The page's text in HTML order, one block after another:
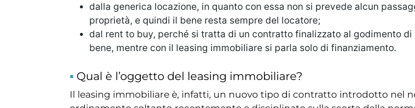
dalla generica locazione, in quanto con essa non si prevede alcun
proprietà, e quindi il bene resta sempre del locatore;
dal rent to buy, perché si tratta di un contratto finalizzato al godimento di
bene, mentre con il leasing immobiliare si parla solo di finanziamento.
Qual è l’oggetto del leasing immobiliare?
Il leasing immobiliare è, infatti, un nuovo tipo di contratto introdotto nel